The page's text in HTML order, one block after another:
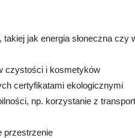
jak energia słoneczna czy
czystości i kosmetyków
certyfikatami ekologicznymi
np. korzystanie z
przestrzenie